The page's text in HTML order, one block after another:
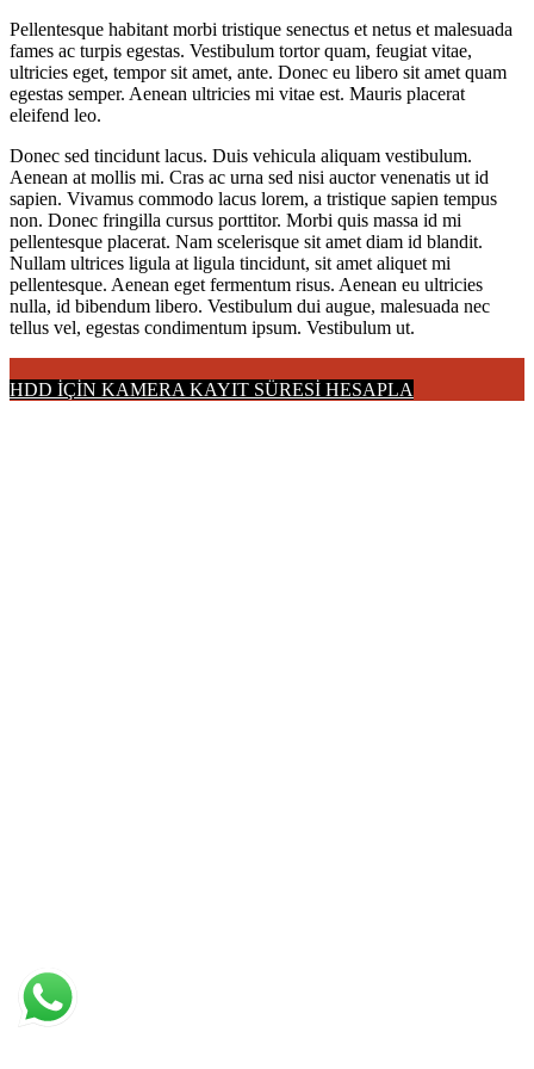
Pellentesque habitant morbi tristique senectus et netus et malesuada
fames ac turpis egestas. Vestibulum tortor quam, feugiat vitae,
ultricies eget, tempor sit amet, ante. Donec eu libero sit amet quam
egestas semper. Aenean ultricies mi vitae est. Mauris placerat
eleifend leo.
Donec sed tincidunt lacus. Duis vehicula aliquam vestibulum.
Aenean at mollis mi. Cras ac urna sed nisi auctor venenatis ut id
sapien. Vivamus commodo lacus lorem, a tristique sapien tempus
non. Donec fringilla cursus porttitor. Morbi quis massa id mi
pellentesque placerat. Nam scelerisque sit amet diam id blandit.
Nullam ultrices ligula at ligula tincidunt, sit amet aliquet mi
pellentesque. Aenean eget fermentum risus. Aenean eu ultricies
nulla, id bibendum libero. Vestibulum dui augue, malesuada nec
tellus vel, egestas condimentum ipsum. Vestibulum ut.
HDD İÇİN KAMERA KAYIT SÜRESİ HESAPLA